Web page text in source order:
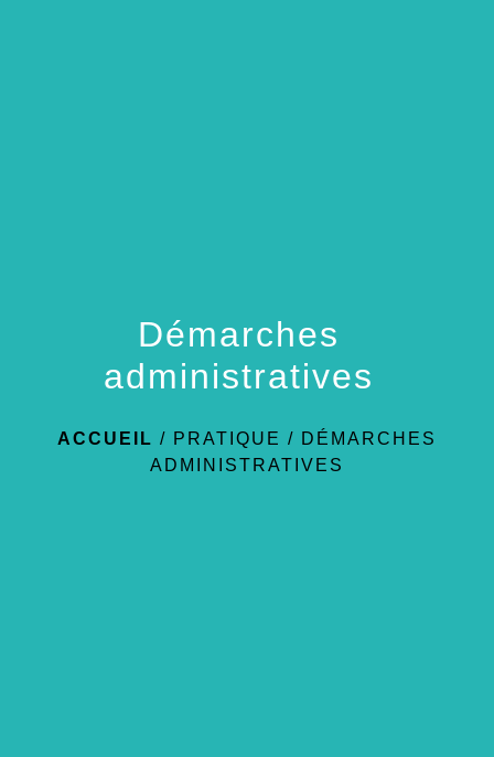
Démarches
administratives
ACCUEIL / PRATIQUE / DÉMARCHES
ADMINISTRATIVES